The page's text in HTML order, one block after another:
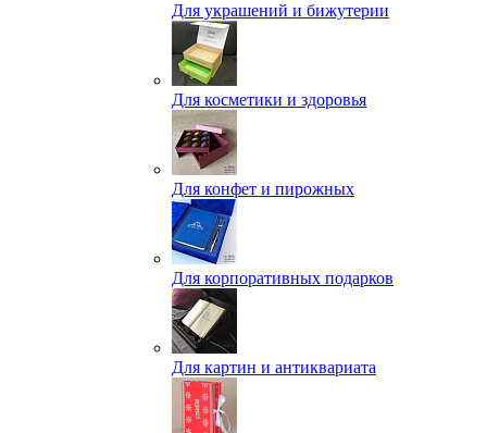
Для украшений и бижутерии
Для косметики и здоровья
Для конфет и пирожных
Для корпоративных подарков
Для картин и антиквариата